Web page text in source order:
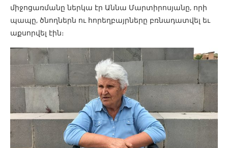
միջոցառմանը ներկա էր Աննա Մարտիրոսյանը, որի
պապը, ծնողներն ու հորեղբայրները բռնադատվել եւ
աքսորվել էին։